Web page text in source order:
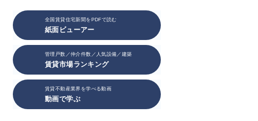
全国賃貸住宅新聞をPDFで読む
紙面ビューアー
管理戸数／仲介件数／人気設備／建築
賃貸市場ランキング
賃貸不動産業界を学べる動画
動画で学ぶ